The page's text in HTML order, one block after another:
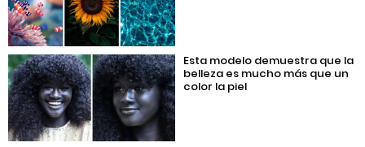
Esta modelo demuestra que la
belleza es mucho más que un
color la piel